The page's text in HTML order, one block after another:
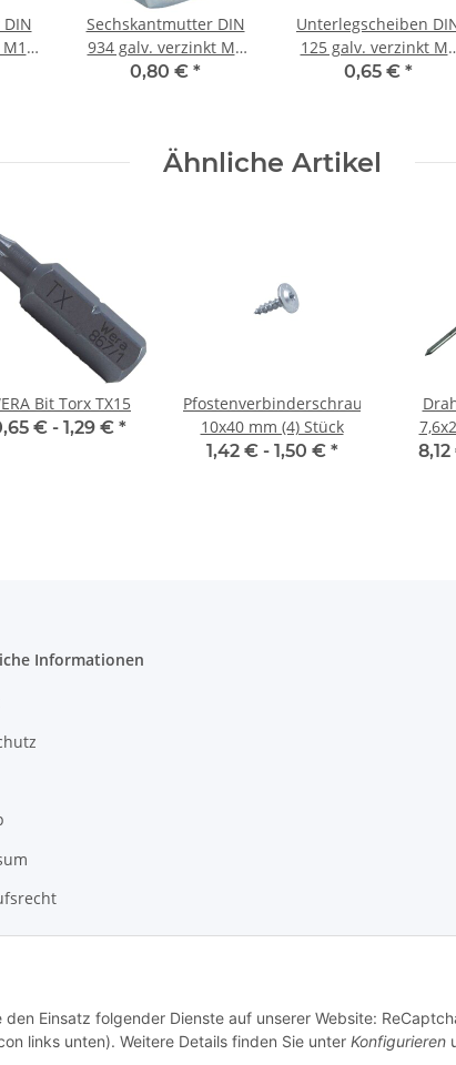
Sechskantmutter DIN
934 galv. verzinkt M8
(50) Stück
0,80 € *
Unterlegscheiben
125 galv. verzinkt M8
(50) Stück
0,65 € *
Ähnliche Artikel
Bit Torx TX15
€ - 1,29 € *
Pfostenverbinderschrauben
10x40 mm (4) Stück
1,42 € - 1,50 € *
Informationen
Einsatz folgender Dienste auf unserer Website:
links unten). Weitere Details finden Sie unter Konfigurieren